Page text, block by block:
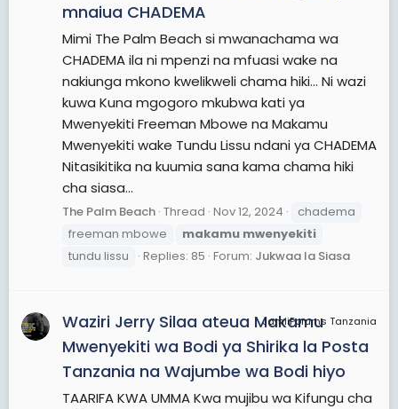
mnaiua CHADEMA
Mimi The Palm Beach si mwanachama wa
CHADEMA ila ni mpenzi na mfuasi wake na
nakiunga mkono kwelikweli chama hiki... Ni wazi
kuwa Kuna mgogoro mkubwa kati ya
Mwenyekiti Freeman Mbowe na Makamu
Mwenyekiti wake Tundu Lissu ndani ya CHADEMA
Nitasikitika na kuumia sana kama chama hiki
cha siasa...
The Palm Beach Thread Nov 12, 2024
chadema
freeman mbowe
makamu mwenyekiti
tundu lissu
Replies: 85 Forum: Jukwaa la Siasa
JamiiForums Tanzania
Waziri Jerry Silaa ateua Makamu
Mwenyekiti wa Bodi ya Shirika la Posta
Tanzania na Wajumbe wa Bodi hiyo
TAARIFA KWA UMMA Kwa mujibu wa Kifungu cha